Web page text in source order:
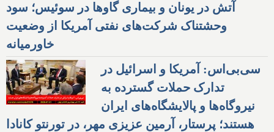
آتش در یونان و بیماری گاوها در سوئیس؛ سود
وحشتناک شرکت‌های نفتی آمریکا از وضعیت
خاورمیانه
سی‌بی‌اس: آمریکا و اسرائیل در
تدارک حملات گسترده به
نیروگاه‌ها و پالایشگاه‌های ایران
هستند؛ پرستار، آرمین عزیزی مهر، در تورنتو کانادا